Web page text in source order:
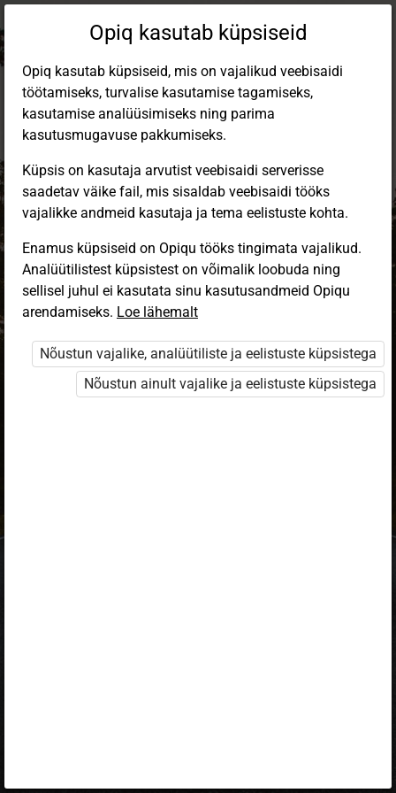
Sisene Opiqusse
Vali, kuidas end tuvastada
eKool
Stuudium
Opiq
HarID
Opiq kasutab küpsiseid
Opiq kasutab küpsiseid, mis on vajalikud veebisaidi
töötamiseks, turvalise kasutamise tagamiseks,
kasutamise analüüsimiseks ning parima
kasutusmugavuse pakkumiseks.
Küpsis on kasutaja arvutist veebisaidi serverisse
saadetav väike fail, mis sisaldab veebisaidi tööks
vajalikke andmeid kasutaja ja tema eelistuste kohta.
Enamus küpsiseid on Opiqu tööks tingimata vajalikud.
Analüütilistest küpsistest on võimalik loobuda ning
sellisel juhul ei kasutata sinu kasutusandmeid Opiqu
arendamiseks. Loe lähemalt
Nõustun vajalike, analüütiliste ja eelistuste küpsistega
Nõustun ainult vajalike ja eelistuste küpsistega